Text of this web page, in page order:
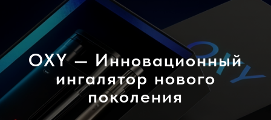
OXY — Инновационный
ингалятор нового
поколения